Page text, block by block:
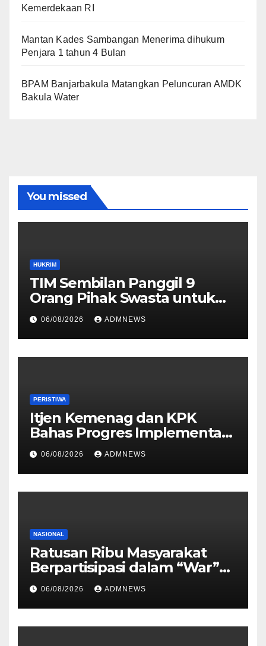
Kemerdekaan RI
Mantan Kades Sambangan Menerima dihukum
Penjara 1 tahun 4 Bulan
BPAM Banjarbakula Matangkan Peluncuran AMDK
Bakula Water
You missed
HUKRIM
TIM Sembilan Panggil 9
Orang Pihak Swasta untuk
Memperoleh Alat Bukti dan
Memperjelas Konstruksi
Perkara Dugaan TPPU yang
Melibatkan Tersangka FA
06/08/2026 ADMNEWS
PERISTIWA
Itjen Kemenag dan KPK
Bahas Progres Implementasi
Tiga Aksi Stranas
Pencegahan Korupsi
06/08/2026 ADMNEWS
NASIONAL
Ratusan Ribu Masyarakat
Berpartisipasi dalam “War”
Undangan Upacara HUT ke-
81 Kemerdekaan RI
06/08/2026 ADMNEWS